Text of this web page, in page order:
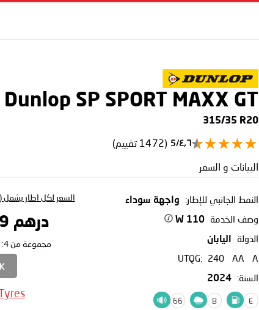
Dunlop SP SPORT MAXX GT
315/35 R20
٤٫٦/5 (1472 تقييم)
البيانات و السعر
النمط الجانبي للإطار: واجهة سوداء
وصف الخدمة 110 W
الدولة اليابان
UTQG: 240 AA
A
السنة:
2024
E
B
66
السعر لكل اطار يشمل
درهم 1,432.99
مجموعة من 4: